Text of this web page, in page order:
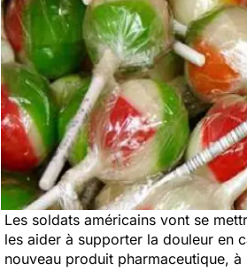
Les soldats américains vont se
les aider à supporter la douleur en
nouveau produit pharmaceutique,